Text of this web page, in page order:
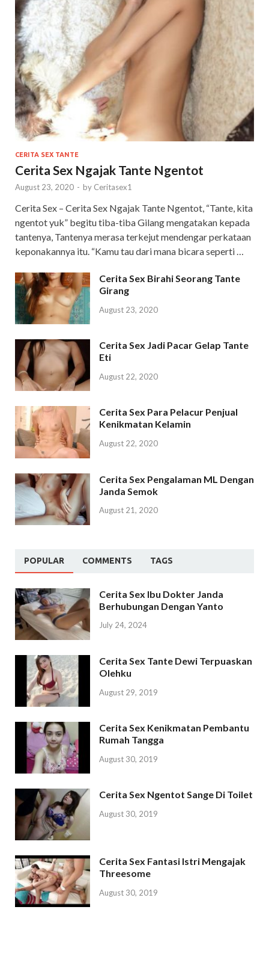
CERITA SEX TANTE
Cerita Sex Ngajak Tante Ngentot
August 23, 2020 - by Ceritasex1
Cerita Sex – Cerita Sex Ngajak Tante Ngentot, “Tante, kita
ngentot yuk” begitu tiba-tiba Gilang mengatakan kepada
tantenya, Tantenya merasa terkejut mendengar perkataan
keponakannya itu. “Kamu tau dari mana bicara seperti …
Cerita Sex Birahi Seorang Tante
Girang
August 23, 2020
Cerita Sex Jadi Pacar Gelap Tante
Eti
August 22, 2020
Cerita Sex Para Pelacur Penjual
Kenikmatan Kelamin
August 22, 2020
Cerita Sex Pengalaman ML Dengan
Janda Semok
August 21, 2020
POPULAR COMMENTS TAGS
Cerita Sex Ibu Dokter Janda
Berhubungan Dengan Yanto
July 24, 2024
Cerita Sex Tante Dewi Terpuaskan
Olehku
August 29, 2019
Cerita Sex Kenikmatan Pembantu
Rumah Tangga
August 30, 2019
Cerita Sex Ngentot Sange Di Toilet
August 30, 2019
Cerita Sex Fantasi Istri Mengajak
Threesome
August 30, 2019